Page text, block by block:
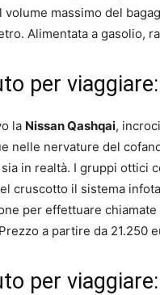
volume massimo del
Alimentata a gasolio,
per
la NissanQashqai,
nelle nervature del
in realtà. I gruppi ottici
cruscotto il sistema
per effettuare
a partire da 21.250
per